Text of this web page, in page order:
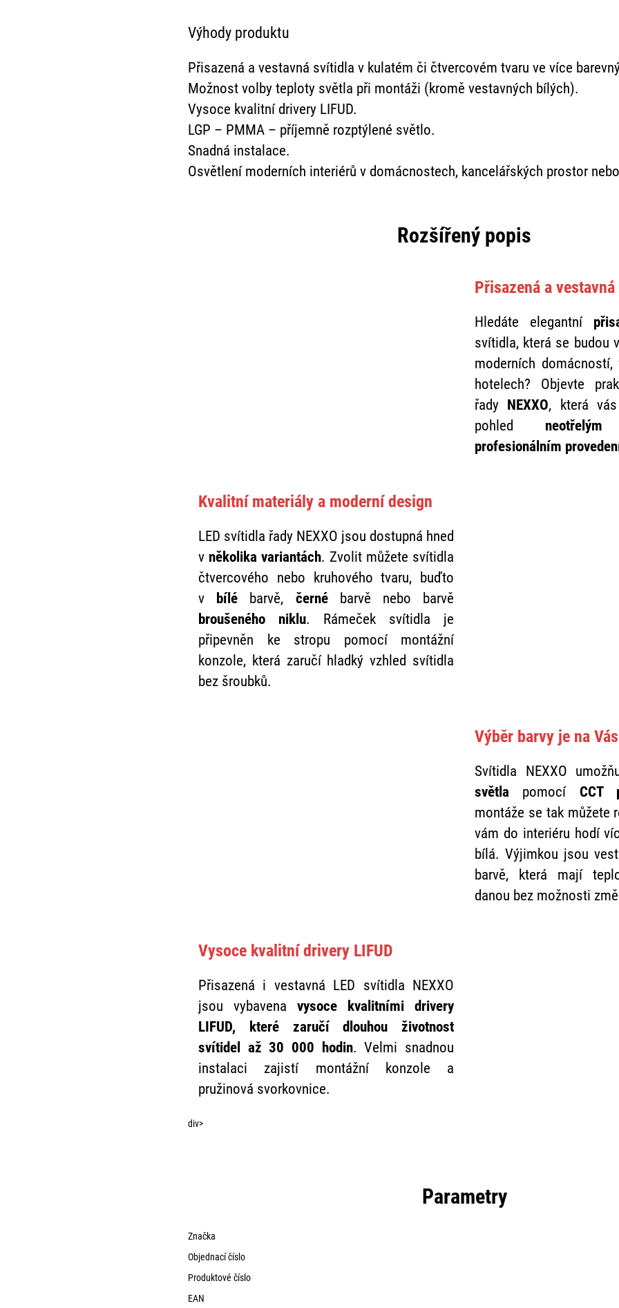
Výhody produktu
Přisazená a vestavná svítidla v kulatém či čtvercovém tvaru ve více
Možnost volby teploty světla při montáži (kromě vestavných bílých).
Vysoce kvalitní drivery LIFUD.
LGP – PMMA – příjemně rozptýlené světlo.
Snadná instalace.
Osvětlení moderních interiérů v domácnostech, kancelářských prostor
Rozšířený popis
Přisazená a
Hledáte elegantní
svítidla, která se budou
moderních
hotelech? Objevte
řady NEXXO, která
pohled
profesionálním
Kvalitní materiály a moderní design
LED svítidla řady NEXXO jsou dostupná hned
v několika variantách. Zvolit můžete svítidla
čtvercového nebo kruhového tvaru, buďto
v
bílé barvě, černébarvě nebo barvě
broušeného niklu. Rámeček svítidla je
připevněn ke stropu pomocí montážní
konzole, která zaručí hladký vzhled svítidla
bez šroubků.
Výběr barvy je na Vás
Svítidla NEXXO
světla pomocí CCT
montáže se tak můžete
vám do interiéru hodí
bílá. Výjimkou jsou
barvě, která mají
danou bez možnosti
Vysoce kvalitní drivery LIFUD
Přisazená i vestavná LED svítidla NEXXO
jsou vybavena vysoce kvalitními drivery
LIFUD, které zaručí dlouhou životnost
svítidel až 30 000 hodin. Velmi snadnou
instalaci zajistí montážní konzole a
pružinová svorkovnice.
div>
Parametry
Značka
Objednací číslo
Produktové číslo
EAN